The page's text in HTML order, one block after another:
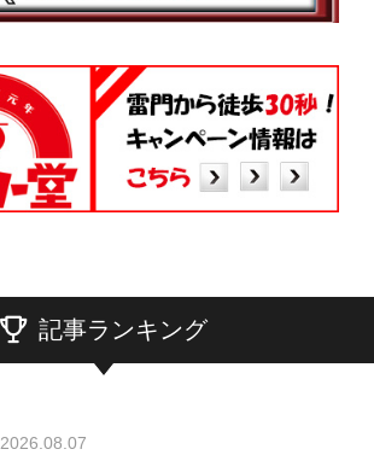
記事ランキング
2026.08.07